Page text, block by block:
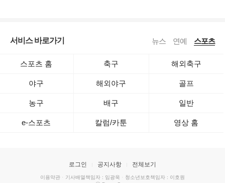
서비스 바로가기 뉴스 연예 스포츠
스포츠 홈 축구 해외축구
야구 해외야구 골프
농구 배구 일반
e-스포츠 칼럼/카툰 영상 홈
로그인 공지사항 전체보기
이용약관 · 기사배열책임자 : 임광욱 · 청소년보호책임자 : 이호원